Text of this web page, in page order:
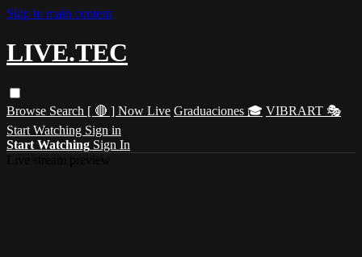
Skip to main content
LIVE.TEC
Browse Search [ 🔴 ] Now Live Graduaciones 🎓 VIBRART 🎭
Start Watching Sign in
Start Watching Sign In